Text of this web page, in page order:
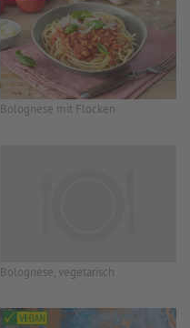
Bolognese mit Flocken
Bolognese, vegetarisch